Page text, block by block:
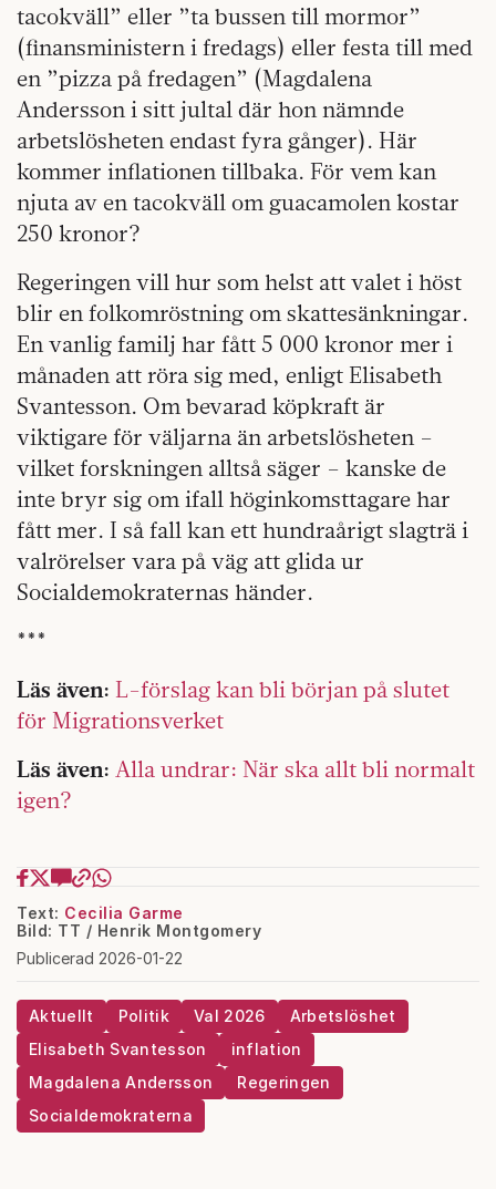
tacokväll” eller ”ta bussen till mormor”
(finansministern i fredags) eller festa till med
en ”pizza på fredagen” (Magdalena
Andersson i sitt jultal där hon nämnde
arbetslösheten endast fyra gånger). Här
kommer inflationen tillbaka. För vem kan
njuta av en tacokväll om guacamolen kostar
250 kronor?
Regeringen vill hur som helst att valet i höst
blir en folkomröstning om skattesänkningar.
En vanlig familj har fått 5 000 kronor mer i
månaden att röra sig med, enligt Elisabeth
Svantesson. Om bevarad köpkraft är
viktigare för väljarna än arbetslösheten –
vilket forskningen alltså säger – kanske de
inte bryr sig om ifall höginkomsttagare har
fått mer. I så fall kan ett hundraårigt slagträ i
valrörelser vara på väg att glida ur
Socialdemokraternas händer.
***
Läs även: L-förslag kan bli början på slutet
för Migrationsverket
Läs även: Alla undrar: När ska allt bli normalt
igen?
Text: Cecilia Garme
Bild: TT / Henrik Montgomery
Publicerad 2026-01-22
Aktuellt Politik Val 2026
Arbetslöshet
Elisabeth Svantesson
inflation
Magdalena Andersson
Regeringen
Socialdemokraterna